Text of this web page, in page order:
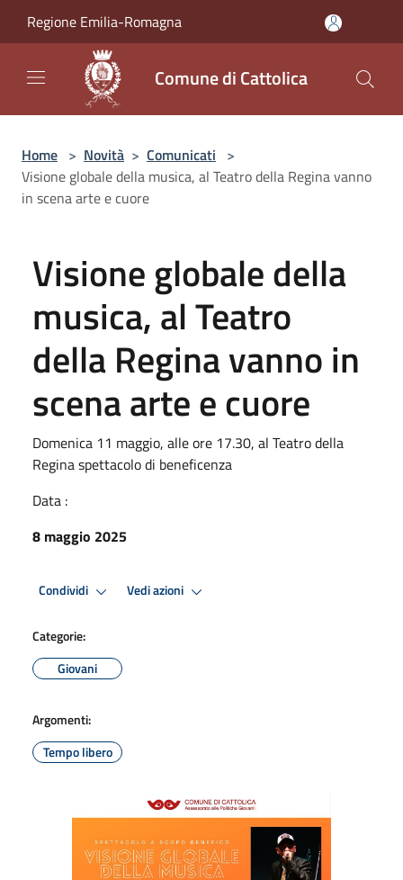
Regione Emilia-Romagna
Comune di Cattolica
Home > Novità > Comunicati >
Visione globale della musica, al Teatro della Regina vanno
in scena arte e cuore
Visione globale della
musica, al Teatro
della Regina vanno in
scena arte e cuore
Domenica 11 maggio, alle ore 17.30, al Teatro della
Regina spettacolo di beneficenza
Data :
8 maggio 2025
Condividi Vedi azioni
Categorie:
Giovani
Argomenti:
Tempo libero